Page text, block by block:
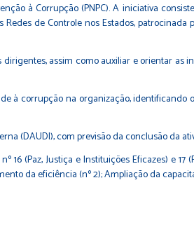
à Corrupção (PNPC). A iniciativa
de Controle nos Estados, patrocinada
assim como auxiliar e orientar as
à corrupção na organização, identificando
(DAUDI), com previsão da conclusão da
(Paz, Justiça e Instituições Eficazes) e
da eficiência (nº 2); Ampliação da